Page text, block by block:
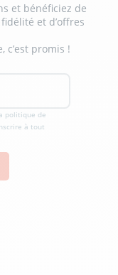
et bénéficiez de
et d’offres
c’est promis !
politique de
à tout